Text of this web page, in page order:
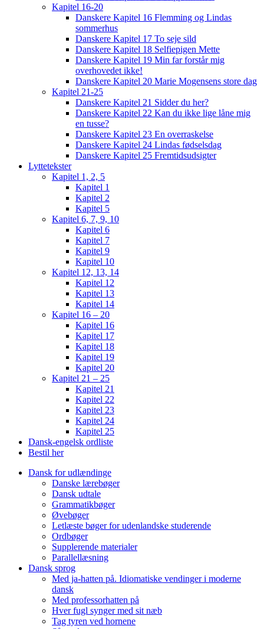
Kapitel 16-20
Danskere Kapitel 16 Flemming og Lindas
sommerhus
Danskere Kapitel 17 To seje sild
Danskere Kapitel 18 Selfiepigen Mette
Danskere Kapitel 19 Min far forstår mig
overhovedet ikke!
Danskere Kapitel 20 Marie Mogensens store dag
Kapitel 21-25
Danskere Kapitel 21 Sidder du her?
Danskere Kapitel 22 Kan du ikke lige låne mig
en tusse?
Danskere Kapitel 23 En overraskelse
Danskere Kapitel 24 Lindas fødselsdag
Danskere Kapitel 25 Fremtidsudsigter
Lyttetekster
Kapitel 1, 2, 5
Kapitel 1
Kapitel 2
Kapitel 5
Kapitel 6, 7, 9, 10
Kapitel 6
Kapitel 7
Kapitel 9
Kapitel 10
Kapitel 12, 13, 14
Kapitel 12
Kapitel 13
Kapitel 14
Kapitel 16 – 20
Kapitel 16
Kapitel 17
Kapitel 18
Kapitel 19
Kapitel 20
Kapitel 21 – 25
Kapitel 21
Kapitel 22
Kapitel 23
Kapitel 24
Kapitel 25
Dansk-engelsk ordliste
Bestil her
Dansk for udlændinge
Danske lærebøger
Dansk udtale
Grammatikbøger
Øvebøger
Letlæste bøger for udenlandske studerende
Ordbøger
Supplerende materialer
Parallellæsning
Dansk sprog
Med ja-hatten på. Idiomatiske vendinger i moderne
dansk
Med professorhatten på
Hver fugl synger med sit næb
Tag tyren ved hornene